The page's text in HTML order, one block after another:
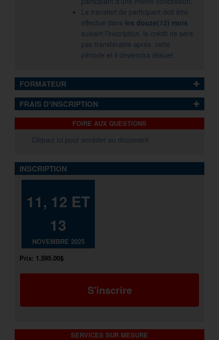
Le transfert de participant doit être
effectué dans les douze(12) mois
suivant l’inscription, le crédit ne sera
pas transférable après cette
période et il deviendra désuet.
FORMATEUR
FRAIS D'INSCRIPTION
FOIRE AUX QUESTIONS
Cliquez ici pour accéder au document
INSCRIPTION
11, 12 ET
13
NOVEMBRE 2025
Prix: 1,595.00$
S'inscrire
SERVICES SUR MESURE